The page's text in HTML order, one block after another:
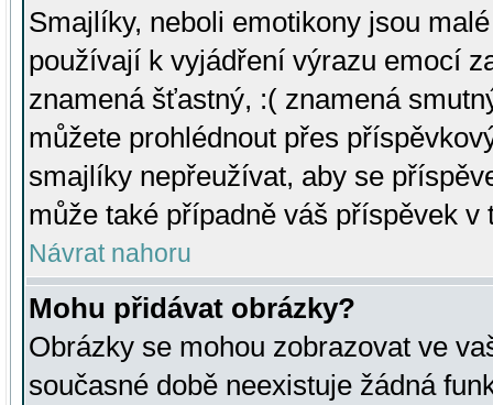
Smajlíky, neboli emotikony jsou
používají k vyjádření výrazu emocí
znamená šťastný, :( znamená
můžete prohlédnout přes
smajlíky nepřeužívat, aby se
může také případně váš příspěvek v
Návrat nahoru
Mohu přidávat obrázky?
Obrázky se mohou zobrazovat ve
současné době neexistuje žádná